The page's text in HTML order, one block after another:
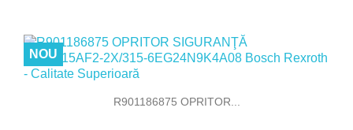
R901186875 OPRITOR...
NOU